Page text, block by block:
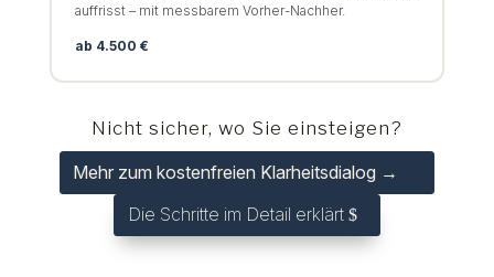
auffrisst – mit messbarem Vorher-Nachher.
ab 4.500 €
Nicht sicher, wo Sie einsteigen?
Mehr zum kostenfreien Klarheitsdialog →
Die Schritte im Detail erklärt